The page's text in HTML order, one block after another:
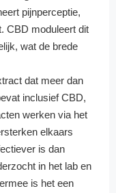
pijnperceptie,
CBD moduleert dit
wat de brede
dat meer dan
inclusief CBD,
werken via het
elkaars
is dan
in het lab en
is het een